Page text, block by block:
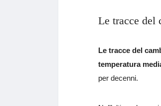
Le tracce del
Le tracce del
temperatura
per decenni.